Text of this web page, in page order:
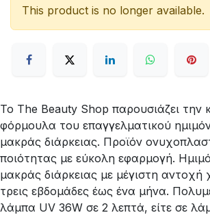
This product is no longer available.
Το The Beauty Shop παρουσιάζει την
φόρμουλα του επαγγελματικού
μακράς διάρκειας. Προϊόν
ποιότητας με εύκολη εφαρμογή.
μακράς διάρκειας με μέγιστη
τρεις εβδομάδες έως ένα μήνα.
λάμπα UV 36W σε 2 λεπτά, είτε σε